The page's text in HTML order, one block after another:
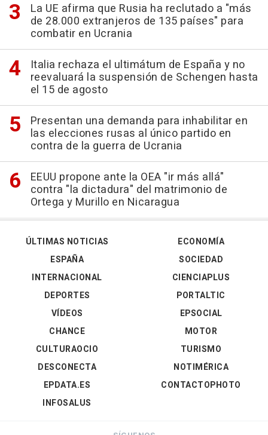
La UE afirma que Rusia ha reclutado a "más
de 28.000 extranjeros de 135 países" para
combatir en Ucrania
Italia rechaza el ultimátum de España y no
reevaluará la suspensión de Schengen hasta
el 15 de agosto
Presentan una demanda para inhabilitar en
las elecciones rusas al único partido en
contra de la guerra de Ucrania
EEUU propone ante la OEA "ir más allá"
contra "la dictadura" del matrimonio de
Ortega y Murillo en Nicaragua
ÚLTIMAS NOTICIAS
ESPAÑA
INTERNACIONAL
DEPORTES
VÍDEOS
ECONOMÍA
SOCIEDAD
CIENCIAPLUS
PORTALTIC
EPSOCIAL
CHANCE
CULTURAOCIO
DESCONECTA
EPDATA.ES
INFOSALUS
MOTOR
TURISMO
NOTIMÉRICA
CONTACTOPHOTO